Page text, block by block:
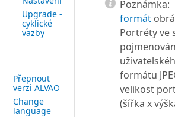
Upgrade -
cyklické
vazby
Přepnout
verzi ALVAO
Change
language
Poznámka:
formát
Portréty ve
formátu
velikost
(šířka x